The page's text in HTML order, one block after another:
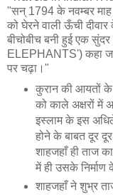
"सन् 1794 के नवम्बर
को घेरने वाली ऊँची
बीचोबीच बनी हुई एक
ELEPHANTS') कहा
पर चढ़ा।"
कुरान की आयतों
को काले अक्षरों में
इस्लाम के इस
होने के बाबत दूर
शाहजहाँ ही ताज
में ही उसके निर्माण
शाहजहाँ ने शुभ्र